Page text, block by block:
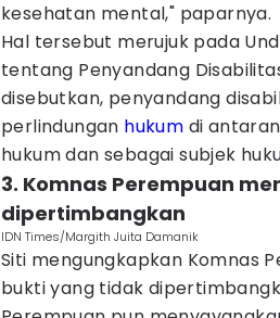
kesehatan mental," paparnya.
Hal tersebut merujuk pada
tentang Penyandang
disebutkan, penyandang
perlindungan hukum di
hukum dan sebagai subjek
3. Komnas Perempuan
dipertimbangkan
IDN Times/Margith Juita Damanik
Siti mengungkapkan Komnas
bukti yang tidak